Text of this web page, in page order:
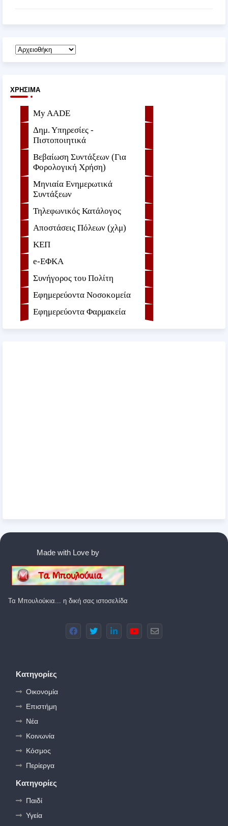
ΧΡΉΣΙΜΑ
My AADE
Δημ. Υπηρεσίες -
Πιστοποιητικά
Βεβαίωση Συντάξεων (Για
Φορολογική Χρήση)
Μηνιαία Ενημερωτικά
Συντάξεων
Τηλεφωνικός Κατάλογος
Αποστάσεις Πόλεων (χλμ)
ΚΕΠ
e-ΕΦKA
Συνήγορος του Πολίτη
Εφημερεύοντα Νοσοκομεία
Εφημερεύοντα Φαρμακεία
Made with Love by
Τα Μπουλούκια... η δική σας ιστοσελίδα
Κατηγορίες
Οικονομία
Επιστήμη
Νέα
Κοινωνία
Κόσμος
Περίεργα
Κατηγορίες
Παιδί
Υγεία